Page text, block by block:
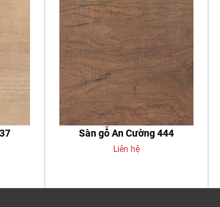
Sàn gỗ An Cường 444
Liên hệ